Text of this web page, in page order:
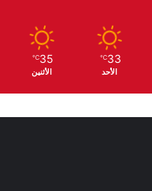
33
℃
الأحد
35
℃
الأثنين